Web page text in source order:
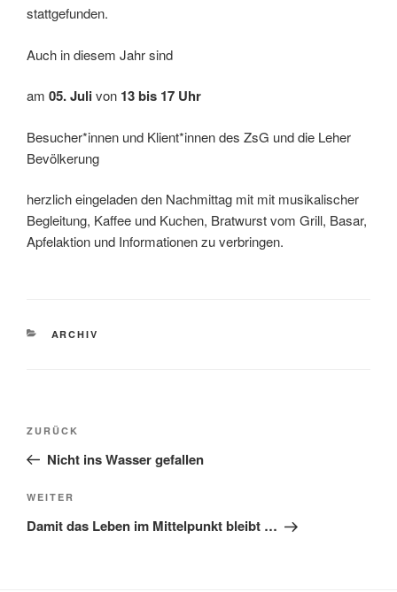
stattgefunden.
Auch in diesem Jahr sind
am 05. Julivon 13 bis 17 Uhr
Besucher*innen und Klient*innen des ZsG und die Leher
Bevölkerung
herzlich eingeladen den Nachmittag mit mit musikalischer
Begleitung, Kaffee und Kuchen, Bratwurst vom Grill, Basar,
Apfelaktion und Informationen zu verbringen.
KATEGORIEN
ARCHIV
Beitragsnavigation
Vorheriger
Beitrag
ZURÜCK
Nicht ins Wasser gefallen
Nächster
Beitrag
WEITER
Damit das Leben im Mittelpunkt bleibt …